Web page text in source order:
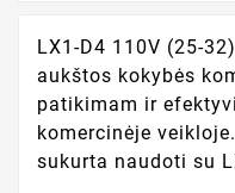
LX1-D4 110V (25-
aukštos kokybės
patikimam ir
komercinėje
sukurta naudoti su